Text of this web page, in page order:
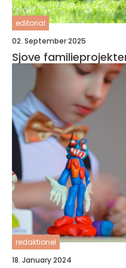
editorial
02. September 2025
Sjove
redaktionel
18. January 2024